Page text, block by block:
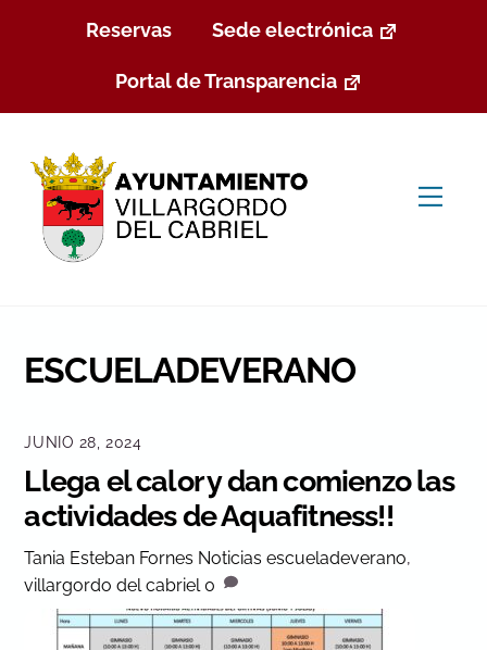
Reservas Sede electrónica
Portal de Transparencia
ESCUELADEVERANO
JUNIO 28, 2024
Llega el calor y dan comienzo las
actividades de Aquafitness!!
Tania Esteban Fornes Noticias escueladeverano,
villargordo del cabriel 0